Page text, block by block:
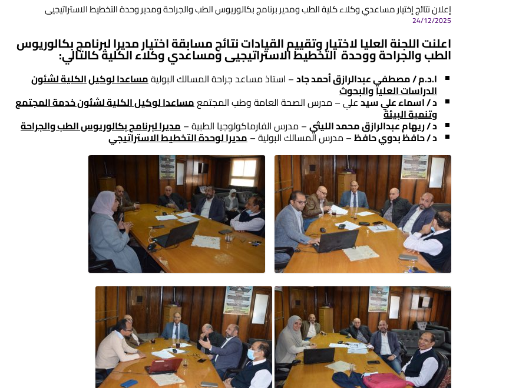
إعلان نتائج إختيار مساعدي وكلاء كلية الطب ومدير برنامج بكالوريوس الطب والجراحة ومدير وحدة التخطيط الاستراتيجيى
24/12/2025
اعلنت اللجنة العليا لاختيار وتقييم القيادات نتائج مسابقة اختيار مديرا لبرنامج بكالوريوس
الطب والجراحة ووحدة التخطيط الاستراتيجيى ومساعدي وكلاء الكلية كالتالي:
ا.د.م/مصطفي عبدالرازق أحمد جاد– استاذ مساعد جراحة المسالك البوليةمساعدا لوكيلالكلية لشئون
الدراسات العلياوالبحوث
د/اسماء علي سيدعلي – مدرس الصحة العامة وطب المجتمعمساعدا لوكيل الكلية لشئون خدمة المجتمع
وتنمية البيئة
د/ريهام عبدالرازق محمد الليثي– مدرس الفارماكولوجيا الطبية –مديرا لبرنامج بكالوريوس الطب والجراحة
د/حافظ بدوي حافظ– مدرس المسالك البولية –مديرا لوحدة التخطيط الاستراتيجي